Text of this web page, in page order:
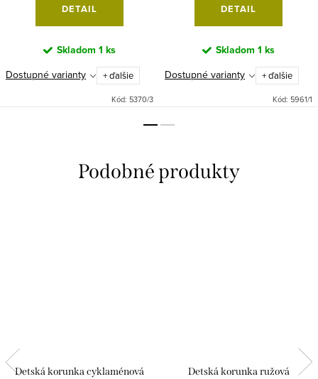
DETAIL
Skladom 1 ks
Dostupné varianty
+ ďalšie
Kód: 5370/3
DETAIL
Skladom 1 ks
Dostupné varianty
+ ďalšie
Kód: 5961/1
Detská korunka cyklaménová Detská korunka ružová